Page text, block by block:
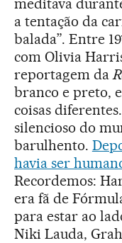
meditava
a tentação da
balada”. Entre
com Olivia
reportagem da
branco e preto,
coisas
silencioso do
barulhento.
havia ser
Recordemos:
era fã de
para estar ao
Niki Lauda,